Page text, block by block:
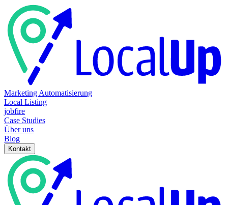
Marketing Automatisierung
Local Listing
jobfire
Case Studies
Über uns
Blog
Kontakt